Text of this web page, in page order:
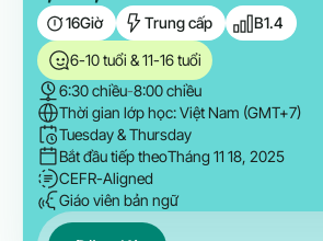
16Giờ Trung cấp B1.4
6-10 tuổi & 11-16 tuổi
6:30 chiều-8:00 chiều
Thời gian lớp học: Việt Nam (GMT+7)
Tuesday & Thursday
Bắt đầu tiếp theoTháng 11 18, 2025
CEFR-Aligned
Giáo viên bản ngữ